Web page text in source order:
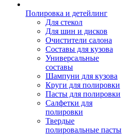
Полировка и детейлинг
Для стекол
Для шин и дисков
Очистители салона
Составы для кузова
Универсальные
составы
Шампуни для кузова
Круги для полировки
Пасты для полировки
Салфетки для
полировки
Твердые
полировальные пасты